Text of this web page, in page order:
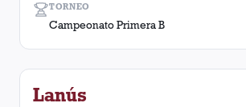
TORNEO
Campeonato Primera B
Lanús